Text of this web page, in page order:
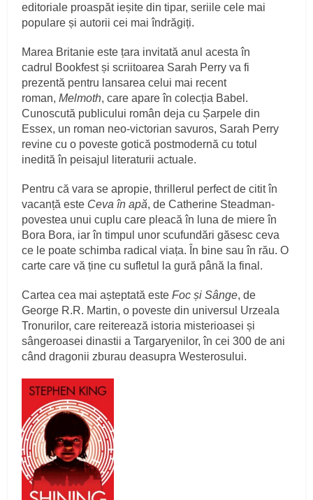
editoriale proaspăt ieșite din tipar, seriile cele mai
populare și autorii cei mai îndrăgiți.
Marea Britanie este țara invitată anul acesta în
cadrul Bookfest și scriitoarea Sarah Perry va fi
prezentă pentru lansarea celui mai recent
roman,Melmoth, care apare în colecția Babel.
Cunoscută publicului român deja cu Șarpele din
Essex, un roman neo-victorian savuros, Sarah Perry
revine cu o poveste gotică postmodernă cu totul
inedită în peisajul literaturii actuale.
Pentru că vara se apropie, thrillerul perfect de citit în
vacanță este Ceva în apă, de Catherine Steadman-
povestea unui cuplu care pleacă în luna de miere în
Bora Bora, iar în timpul unor scufundări găsesc ceva
ce le poate schimba radical viața. În bine sau în rău. O
carte care vă ține cu sufletul la gură până la final.
Cartea cea mai așteptată esteFoc și Sânge, de
George R.R. Martin, o poveste din universul Urzeala
Tronurilor, care reiterează istoria misterioasei și
sângeroasei dinastii a Targaryenilor, în cei 300 de ani
când dragonii zburau deasupra Westerosului.